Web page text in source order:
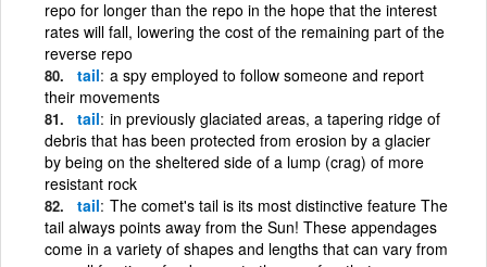
repo for longer than the repo in the hope that the interest
rates will fall, lowering the cost of the remaining part of the
reverse repo
tail a spy employed to follow someone and report
their movements
tail in previously glaciated areas, a tapering ridge of
debris that has been protected from erosion by a glacier
by being on the sheltered side of a lump (crag) of more
resistant rock
tail The comet's tail is its most distinctive feature The
tail always points away from the Sun! These appendages
come in a variety of shapes and lengths that can vary from